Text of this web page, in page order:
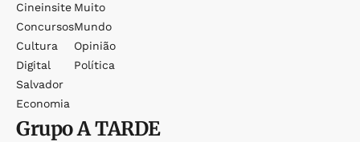
Cineinsite
Concursos
Cultura
Digital
Salvador
Economia
Muito
Mundo
Opinião
Política
GrupoA TARDE